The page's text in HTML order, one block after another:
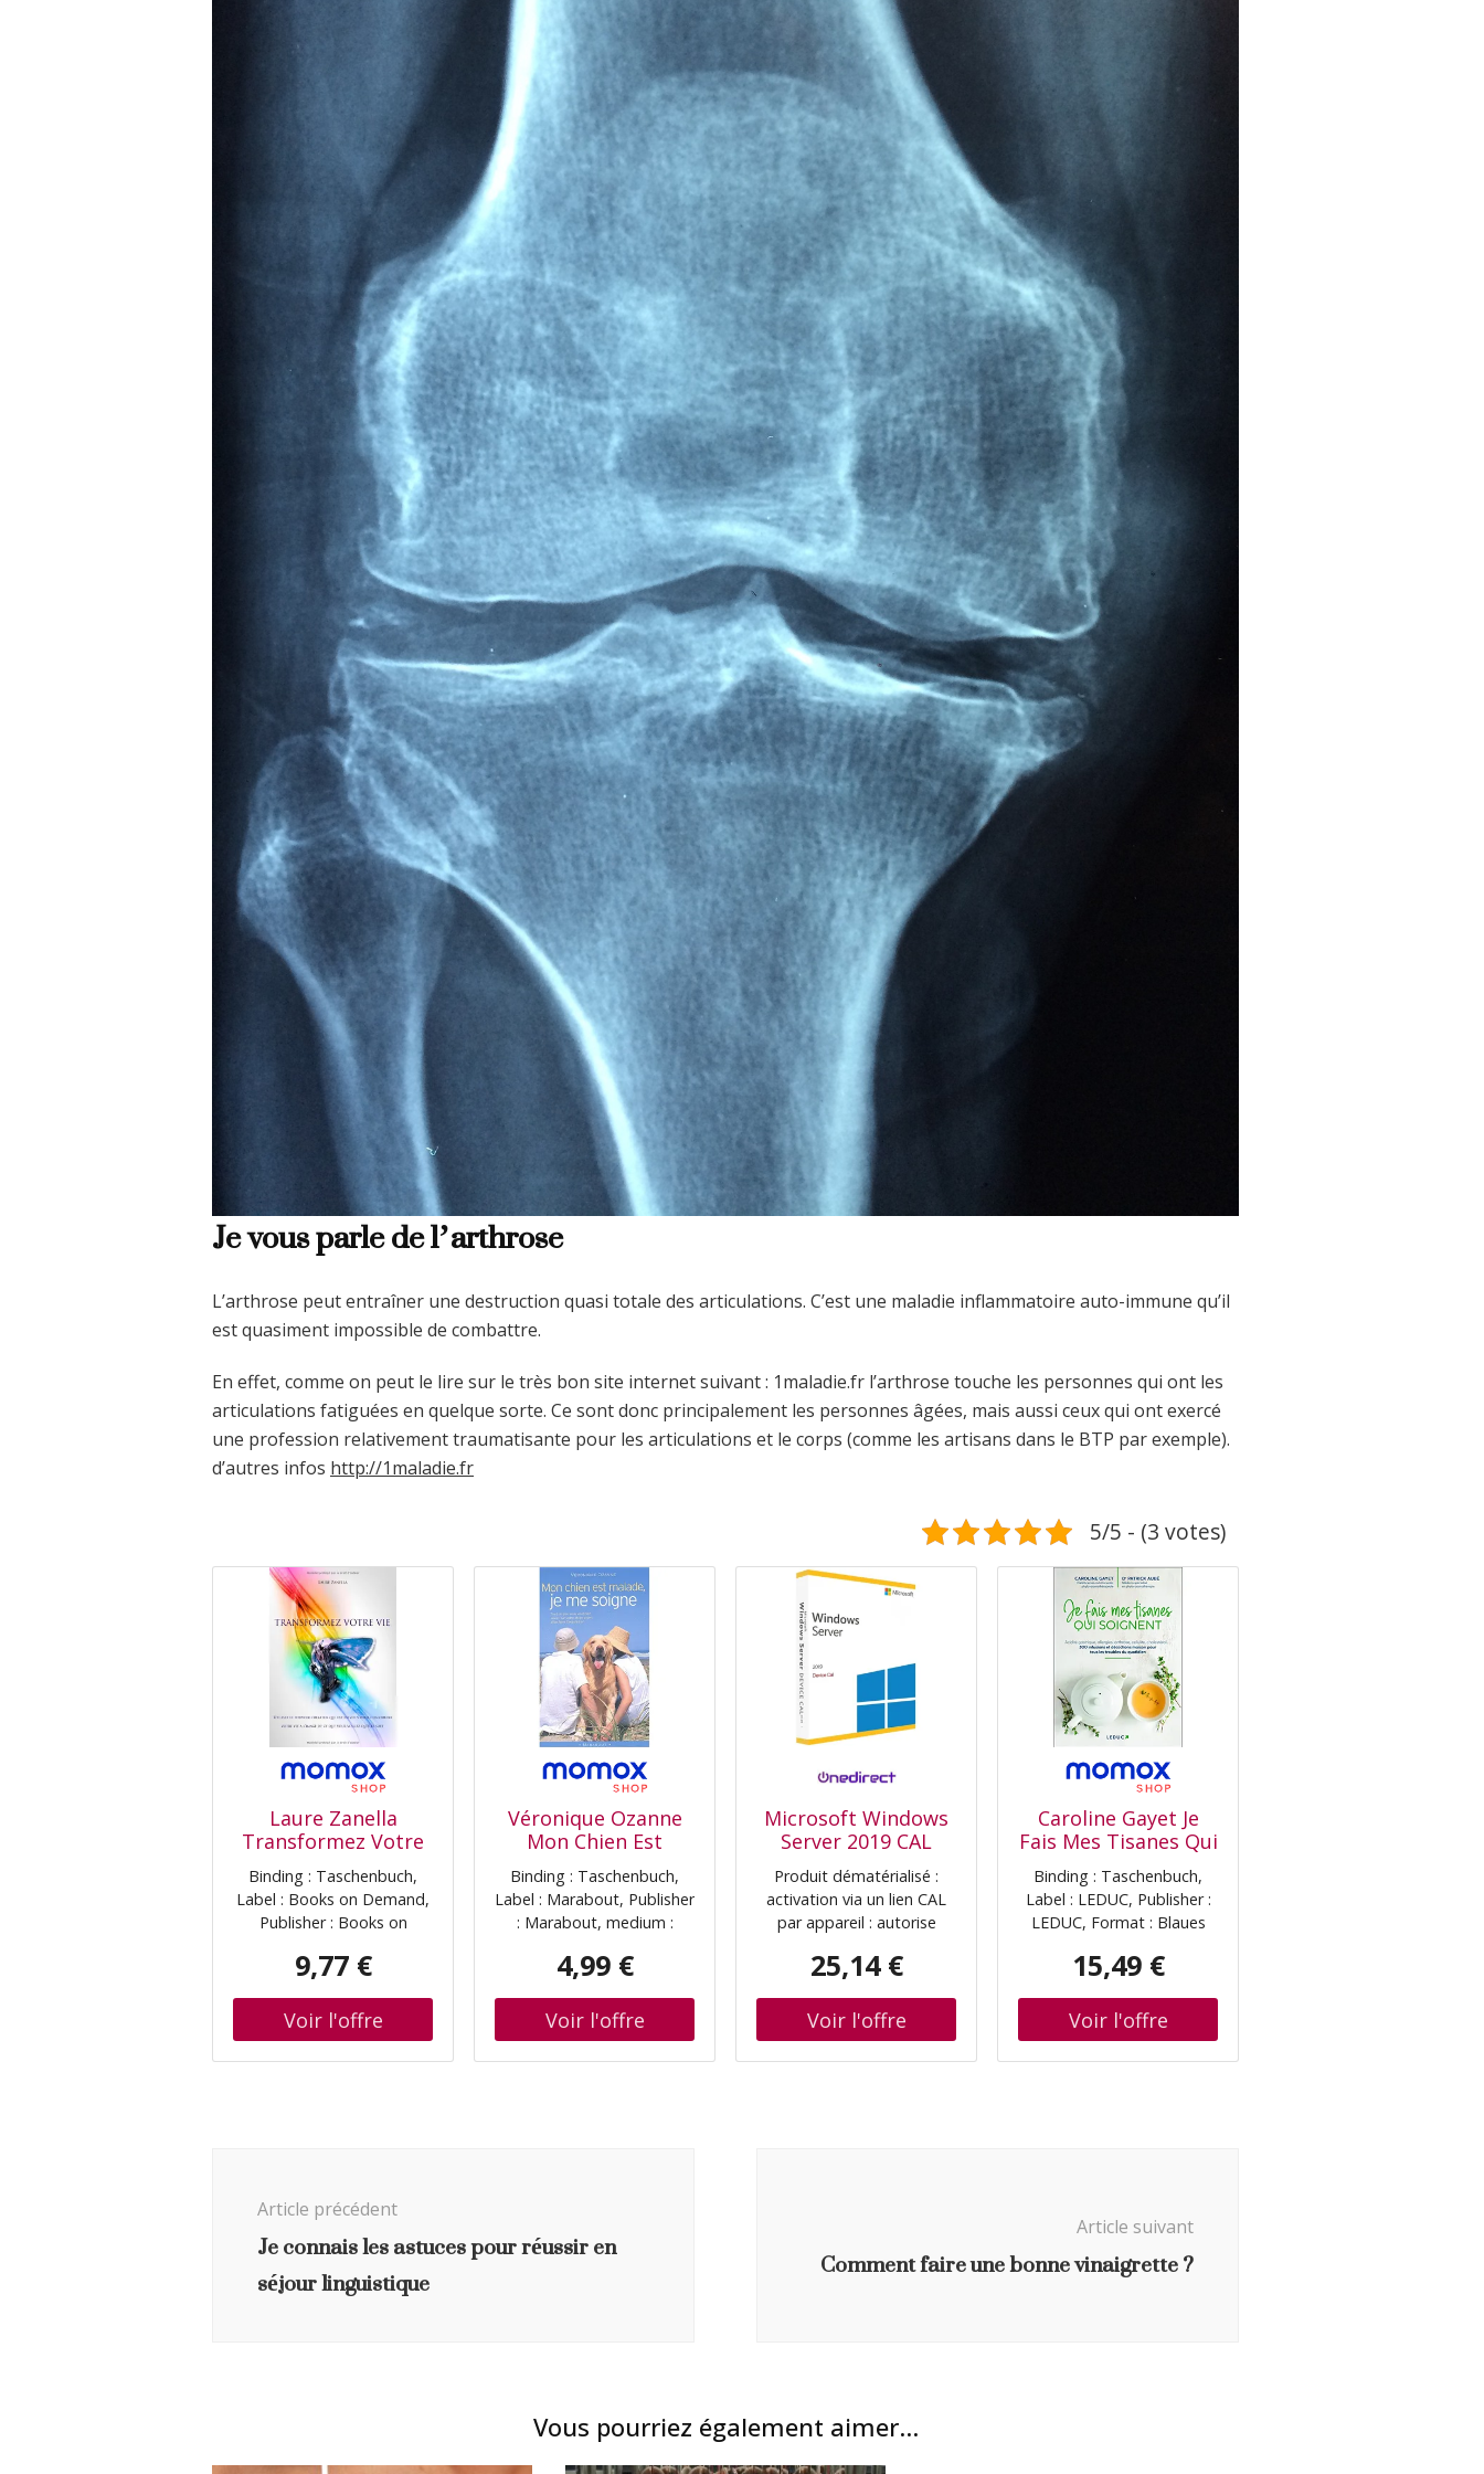
souhaitiez aménager une
nouvelle pelouse ou
améliorer vos pelouses
existantes, ce guide vous
explique ce qui compte
vraiment. Voici ce que vous
réserve le guide du gazon
Les bases pour un gazon
sain et dense Le calendrier
complet d'entretien du
gazon, du printemps à
l'hiver Des conseils pour
tondre, fertiliser et arroser
correctement Des
solutions aux problèmes
courants tels que la
mousse, les mauvaises
herbes ou les zones
dégarnies Des conseils
d'experts sur l'entretien du
sol et le réensemencement
Des listes de contrôle
pratiques et des
explications faciles à
comprendre Avec le guide
du gazon Höfer Chemie®,
vous bénéficiez d'un
concentré de
connaissances d'experts
qui vous aidera à garder
votre pelouse en bonne
santé, résistante et bien
entretenue à long terme. À
qui s'adresse le guide du
gazon ? Ce guide s'adresse
aussi bien aux débutants
en matière d'entretien du
jardin qu'aux jardiniers
expérimentés qui
souhaitent entretenir leur
pelouse de manière encore
plus professionnelle. Que
ce soit un petit jardin ou
une grande pelouse, en
prenant les bonnes
mesures, vous obtiendrez
parfaite.
Je vous parle de l’arthrose
L’arthrose peut entraîner une destruction quasi totale des articulations. C’est une maladie inflammatoire auto-immune qu’il
est quasiment impossible de combattre.
En effet, comme on peut le lire sur le très bon site internet suivant : 1maladie.fr l’arthrose touche les personnes qui ont les
articulations fatiguées en quelque sorte. Ce sont donc principalement les personnes âgées, mais aussi ceux qui ont exercé
une profession relativement traumatisante pour les articulations et le corps (comme les artisans dans le BTP par exemple).
d’autres infos http://1maladie.fr
5/5 - (3 votes)
Laure Zanella
Transformez Votre
Vie: Utilisez Le
Pouvoir Créateur
Qui Est En Vous Pour
Construire Votre Vie
À L'Image De Ce Que
Vous Voulez Qu'Elle
Soit
Binding : Taschenbuch,
Label : Books on Demand,
Publisher : Books on
Taschenbuch,
publicationDate : 2014-02-
10, authors : Laure Zanella,
languages : french, ISBN :
9,77 €
Véronique Ozanne
Mon Chien Est
Malade, Je Me Soigne
: Tout Ce Que Vous
Voudriez Savoir Sur
Votre Chien Avant
D'En Faire
L'Acquisition
Binding : Taschenbuch,
Label : Marabout, Publisher
: Marabout, medium :
publicationDate : 2003-06-
Ozanne, languages :
french, ISBN : 2501040147
4,99 €
Microsoft Windows
Server 2019 CAL
Device Licence
autorisant l'accès au
serveur à partir d'un
seul ordinateur,
idéal pour les postes
partagés dans les
Produit dématérialisé :
activation via un lien CAL
par appareil : autorise
Windows Server 2019 Idéal
accès à partir du même
appareil Destinée aux
environnements avec des
25,14 €
Caroline Gayet Je
Fais Mes Tisanes Qui
Soignent : Acidité
Gastrique, Allergies,
Arthrose, Cellulite,
Cholestérol... : 300
Infusions Et
Décoctions Maison
Pour Tous Les
Troubles Du
Quotidien
Binding : Taschenbuch,
Label : LEDUC, Publisher :
LEDUC, Format : Blaues
Taschenbuch,
publicationDate : 2022-09-
13, authors : Caroline
Gayet, Patrick Aubé
15,49 €
Article précédent
Je connais les astuces pour réussir en
séjour linguistique
Article suivant
Comment faire une bonne vinaigrette ?
Vous pourriez également aimer...